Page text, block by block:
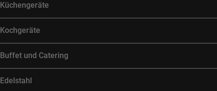
Küchengeräte
Kochgeräte
Buffet und Catering
Edelstahl